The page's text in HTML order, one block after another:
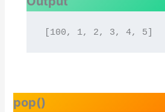
[100, 1, 2, 3, 4, 5]
pop()